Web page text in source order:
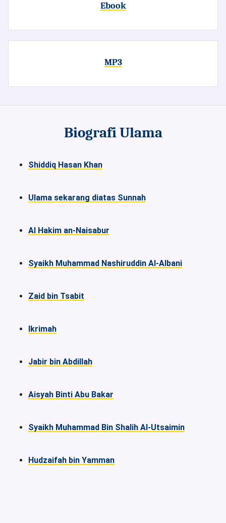
Ebook
MP3
Biografi Ulama
Shiddiq Hasan Khan
Ulama sekarang diatas Sunnah
Al Hakim an-Naisabur
Syaikh Muhammad Nashiruddin Al-Albani
Zaid bin Tsabit
Ikrimah
Jabir bin Abdillah
Aisyah Binti Abu Bakar
Syaikh Muhammad Bin Shalih Al-Utsaimin
Hudzaifah bin Yamman